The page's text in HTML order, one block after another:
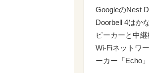
GoogleのNest
Doorbell 4はか
ピーカーと中
Wi-Fiネットワ
ーカー「Echo